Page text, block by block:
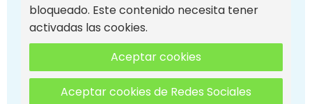
bloqueado. Este contenido necesita tener
activadas las cookies.
Aceptar cookies
Aceptar cookies de Redes Sociales